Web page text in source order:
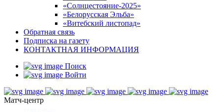
«Солнцестояние-2025»
«Белорусская Эльба»
«Витебский листопад»
Обратная связь
Подписка на газету
КОНТАКТНАЯ ИНФОРМАЦИЯ
Поиск
Войти
Матч-центр